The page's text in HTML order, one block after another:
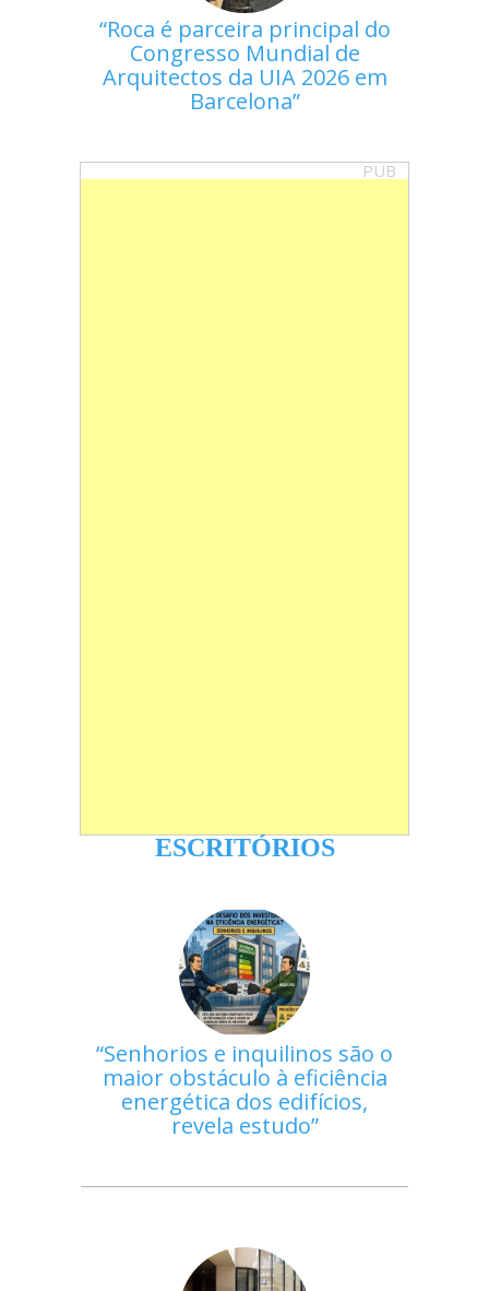
Roca é parceira principal do
Congresso Mundial de
Arquitectos da UIA 2026 em
Barcelona
PUB
ESCRITÓRIOS
Senhorios e inquilinos são o
maior obstáculo à eficiência
energética dos edifícios,
revela estudo